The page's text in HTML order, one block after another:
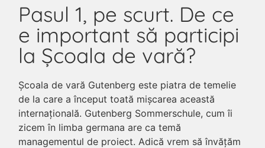
Pasul 1, pe scurt. De ce
e important să participi
la Școala de vară?
Școala de vară Gutenberg este piatra de temelie
de la care a început toată mișcarea această
internațională. Gutenberg Sommerschule, cum îi
zicem în limba germana are ca temă
managementul de proiect. Adică vrem să învățăm